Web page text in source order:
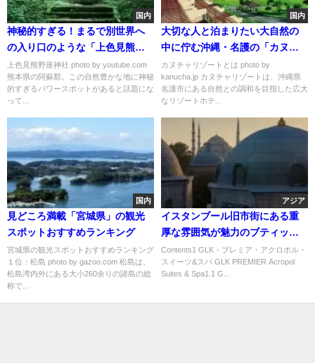
国内
神秘的すぎる！まるで別世界へ
の入り口のような「上色見熊野
座神社」
上色見熊野座神社 photo by youtube.com
熊本県の阿蘇郡。この自然豊かな地に神秘
的すぎるパワースポットがあると話題にな
って...
国内
大切な人と泊まりたい大自然の
中に佇む沖縄・名護の「カヌチ
ャリゾート」
カヌチャリゾートとは photo by
kanucha.jp カヌチャリゾートは、沖縄県
名護市にある自然との調和を目指した広大
なリゾートホテ...
国内
見どころ満載「宮城県」の観光
スポットおすすめランキング
宮城県の観光スポットおすすめランキング
１位：松島 photo by gazoo.com 松島は、
松島湾内外にある大小260余りの諸島の総
称で...
アジア
イスタンブール旧市街にある重
厚な雰囲気が魅力のブティッ
ク・ホテル「GLK・プレミア・
アクロポル・スイーツ & スパ」
Contents1 GLK・プレミア・アクロポル・
スイーツ&スパ GLK PREMIER Acropol
Suites & Spa1.1 G...